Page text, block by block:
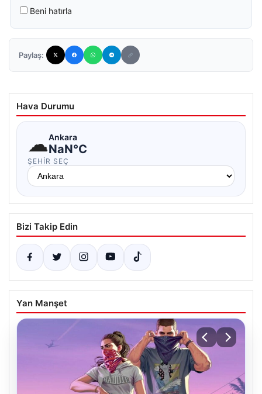
Beni hatırla
Paylaş:
Hava Durumu
☁Ankara
NaN°C
ŞEHIR SEÇ
Bizi Takip Edin
Yan Manşet